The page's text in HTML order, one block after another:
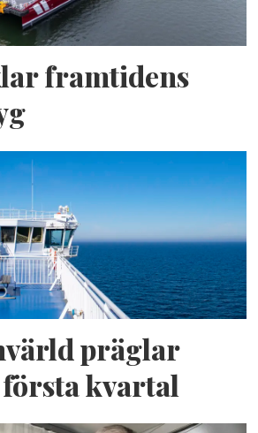
framtidens
präglar
kvartal